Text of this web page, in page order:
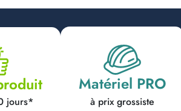
jours*
Matériel PRO
à prix grossiste